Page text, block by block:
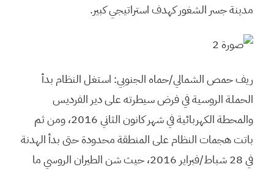
مدينة جسر الشغور كهدف استراتيجي كبير.
ريف حمص الشمالي/حماه الجنوبي: استغل النظام بدأ
الحملة الروسية في فرض سيطرته على دير الفرديس
والمحطة الكهربائية في شهر كانون الثاني 2016، ومن ثم
باتت هجمات النظام على المنطقة محدودة حتى بدأ الهدنة
في 28 شباط/فبراير 2016، حيث شن الطيران الروسي ما